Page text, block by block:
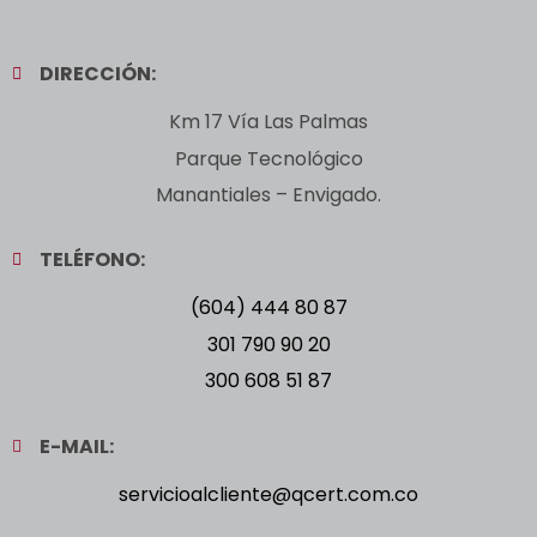
DIRECCIÓN:
Km 17 Vía Las Palmas
Parque Tecnológico
Manantiales – Envigado.
TELÉFONO:
(604) 444 80 87
301 790 90 20
300 608 51 87
E-MAIL:
servicioalcliente@qcert.com.co